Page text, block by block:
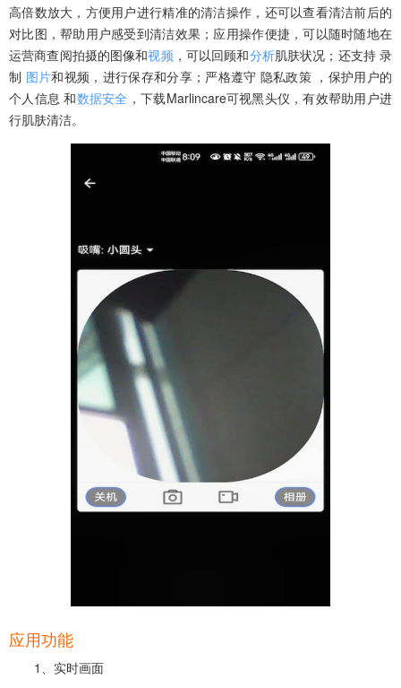
高倍数放大，方便用户进行精准的清洁操作，还可以查看清洁前后的
对比图，帮助用户感受到清洁效果‌；应用操作便捷，可以随时随地在
运营商查阅拍摄的图像和视频 ，可以回顾和分析肌肤状况；还支持 录
制 图片和视频，进行保存和分享；严格遵守 隐私政策 ，保护用户的
个人信息 和数据安全 ，下载Marlincare可视黑头仪，有效帮助用户进
行肌肤清洁。
应用功能
1、‌实时画面